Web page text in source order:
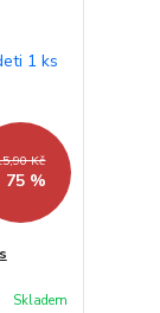
Kč
75 %
Skladem